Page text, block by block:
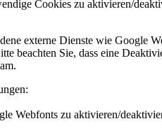
Cookies zu aktivieren/
externe Dienste wie Google
beachten Sie, dass eine
Webfonts zu aktivieren/